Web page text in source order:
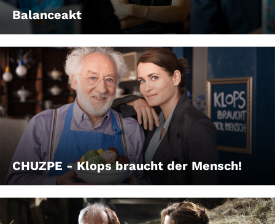
Balanceakt
CHUZPE - Klops braucht der Mensch!